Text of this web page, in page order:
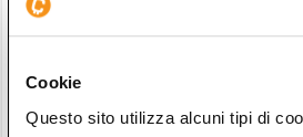
Cookie
Questo sito utilizza alcuni tipi di